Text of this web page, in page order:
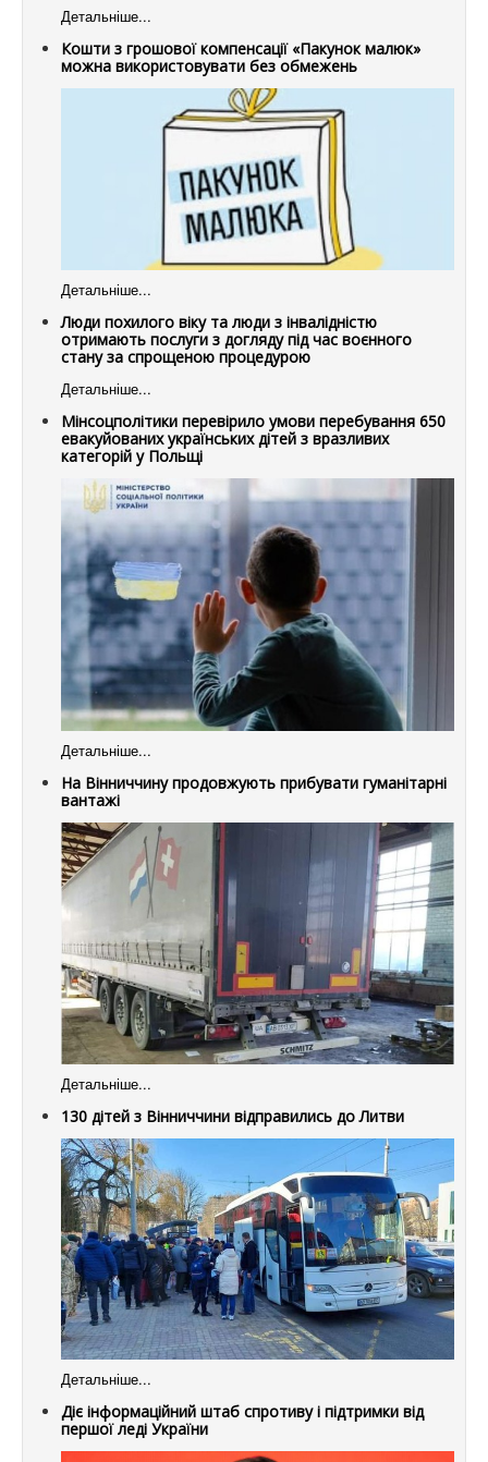
Детальніше...
Кошти з грошової компенсації «Пакунок малюк»
можна використовувати без обмежень
Детальніше...
Люди похилого віку та люди з інвалідністю
отримають послуги з догляду під час воєнного
стану за спрощеною процедурою
Детальніше...
Мінсоцполітики перевірило умови перебування 650
евакуйованих українських дітей з вразливих
категорій у Польщі
Детальніше...
На Вінниччину продовжують прибувати гуманітарні
вантажі
Детальніше...
130 дітей з Вінниччини відправились до Литви
Детальніше...
Діє інформаційний штаб спротиву і підтримки від
першої леді України